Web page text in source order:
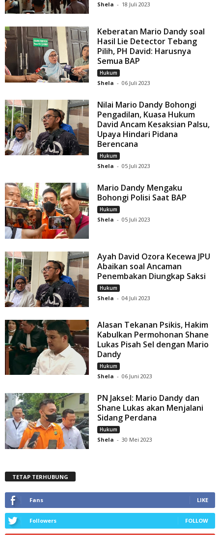
Shela - 18 Juli 2023
Keberatan Mario Dandy soal
Hasil Lie Detector Tebang
Pilih, PH David: Harusnya
Semua BAP
Hukum
Shela - 06 Juli 2023
Nilai Mario Dandy Bohongi
Pengadilan, Kuasa Hukum
David Ancam Kesaksian Palsu,
Upaya Hindari Pidana
Berencana
Hukum
Shela - 05 Juli 2023
Mario Dandy Mengaku
Bohongi Polisi Saat BAP
Hukum
Shela - 05 Juli 2023
Ayah David Ozora Kecewa JPU
Abaikan soal Ancaman
Penembakan Diungkap Saksi
Hukum
Shela - 04 Juli 2023
Alasan Tekanan Psikis, Hakim
Kabulkan Permohonan Shane
Lukas Pisah Sel dengan Mario
Dandy
Hukum
Shela - 06 Juni 2023
PN Jaksel: Mario Dandy dan
Shane Lukas akan Menjalani
Sidang Perdana
Hukum
Shela - 30 Mei 2023
TETAP TERHUBUNG
Fans LIKE
Followers FOLLOW